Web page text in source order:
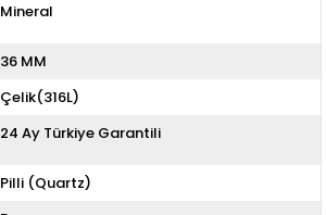
Mineral
36 MM
Çelik(316L)
24 Ay Türkiye Garantili
Pilli (Quartz)